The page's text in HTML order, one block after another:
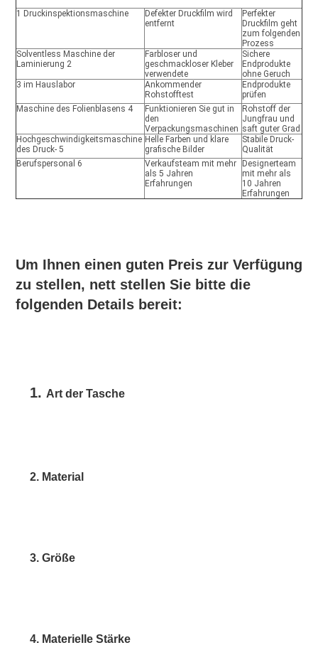
1 Druckinspektionsmaschine
Defekter Druckfilm wird
entfernt
Perfekter
Druckfilm geht
zum folgenden
Prozess
Solventless Maschine der
Laminierung 2
Farbloser und
geschmackloser Kleber
verwendete
Sichere
Endprodukte
ohne Geruch
3 im Hauslabor
Ankommender
Rohstofftest
Endprodukte
prüfen
Maschine des Folienblasens 4
Funktionieren Sie gut in
den
Verpackungsmaschinen
Rohstoff der
Jungfrau und
saft guter Grad
Hochgeschwindigkeitsmaschine
des Druck- 5
Helle Farben und klare
grafische Bilder
Stabile Druck-
Qualität
Berufspersonal 6
Verkaufsteam mit mehr
als 5 Jahren
Erfahrungen
Designerteam
mit mehr als
10 Jahren
Erfahrungen
Um Ihnen einen guten Preis zur Verfügung
zu stellen, nett stellen Sie bitte die
folgenden Details bereit:
1. Art der Tasche
2. Material
3. Größe
4. Materielle Stärke